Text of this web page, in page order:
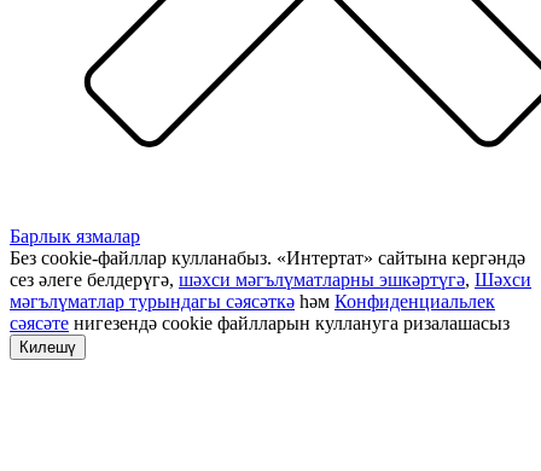
Барлык язмалар
Без cookie-файллар кулланабыз. «Интертат» сайтына кергәндә
сез әлеге белдерүгә, шәхси мәгълүматларны эшкәртүгә, Шәхси
мәгълүматлар турындагы сәясәткә һәм Конфиденциальлек
сәясәте нигезендә cookie файлларын куллануга ризалашасыз
Килешү